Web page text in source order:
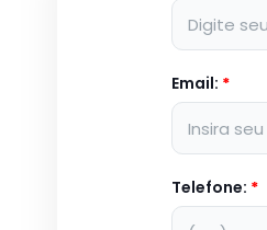
Email: *
Telefone: *